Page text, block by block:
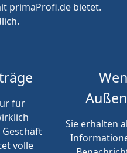
primaProfi.de bietet.
für
volle
Sie erhalten